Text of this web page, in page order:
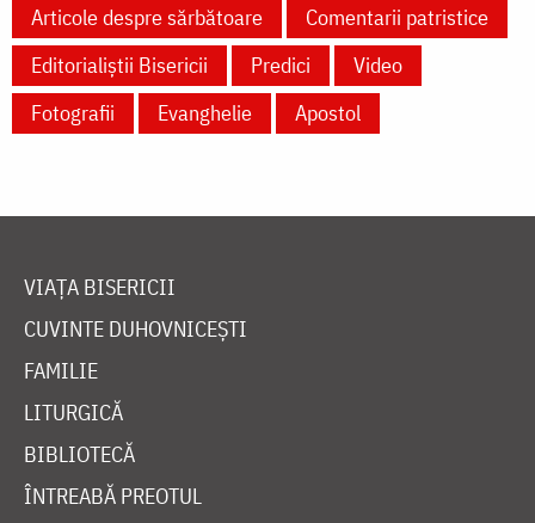
Articole despre sărbătoare
Comentarii patristice
Editorialiștii Bisericii
Predici
Video
Fotografii
Evanghelie Apostol
VIAȚA BISERICII
CUVINTE DUHOVNICEȘTI
FAMILIE
LITURGICĂ
BIBLIOTECĂ
ÎNTREABĂ PREOTUL